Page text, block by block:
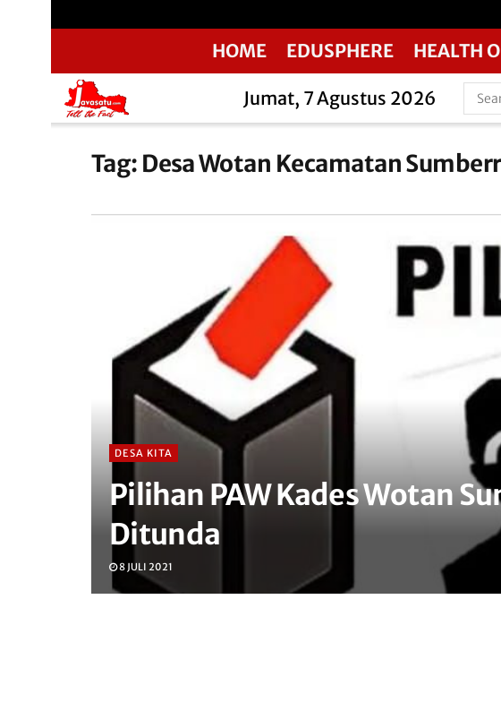
HOME EDUSPHERE HEALTH
Jumat, 7 Agustus 2026
Tag: Desa Wotan Kecamatan
DESA KITA
Pilihan PAW Kades Wotan
Ditunda
8 JULI 2021